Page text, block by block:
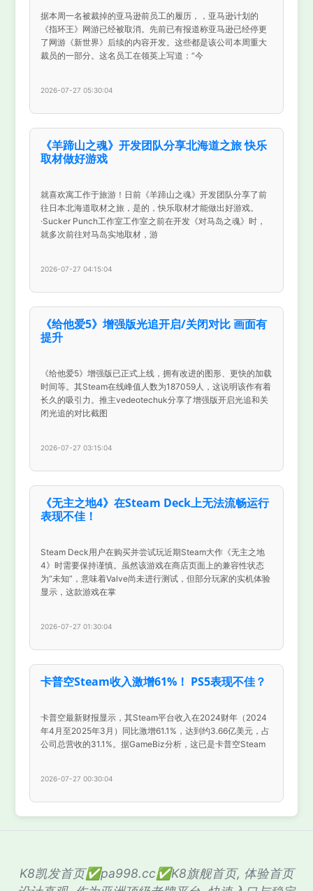
据本周一名被裁掉的亚马逊前员工的履历，，亚马逊计划的
《指环王》网游已经被取消。先前已有报道称亚马逊已经停更
了网游《新世界》后续的内容开发。这些都是该公司本周重大
裁员的一部分。这名员工在领英上写道：“今
2026-07-27 05:30:04
《羊蹄山之魂》开发团队分享北海道之旅 快乐
取材做好游戏
就喜欢寓工作于旅游！日前《羊蹄山之魂》开发团队分享了前
往日本北海道取材之旅，是的，快乐取材才能做出好游戏。
·Sucker Punch工作室工作室之前在开发《对马岛之魂》时，
就多次前往对马岛实地取材，游
2026-07-27 04:15:04
《给他爱5》增强版光追开启/关闭对比 画面有
提升
《给他爱5》增强版已正式上线，拥有改进的图形、更快的加载
时间等。其Steam在线峰值人数为187059人，这说明该作有着
长久的吸引力。推主vedeotechuk分享了增强版开启光追和关
闭光追的对比截图
2026-07-27 03:15:04
《无主之地4》在Steam Deck上无法流畅运行
表现不佳！
Steam Deck用户在购买并尝试玩近期Steam大作《无主之地
4》时需要保持谨慎。虽然该游戏在商店页面上的兼容性状态
为“未知”，意味着Valve尚未进行测试，但部分玩家的实机体验
显示，这款游戏在掌
2026-07-27 01:30:04
卡普空Steam收入激增61%！ PS5表现不佳？
卡普空最新财报显示，其Steam平台收入在2024财年（2024
年4月至2025年3月）同比激增61.1%，达到约3.66亿美元，占
公司总营收的31.1%。据GameBiz分析，这已是卡普空Steam
2026-07-27 00:30:04
K8凯发首页✅pa998.cc✅K8旗舰首页, 体验首页